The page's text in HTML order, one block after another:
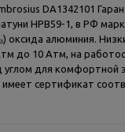
DA1342101
HPB59-1, в РФ
оксида алюминия.
до 10 Атм, на
для комфортной
сертификат